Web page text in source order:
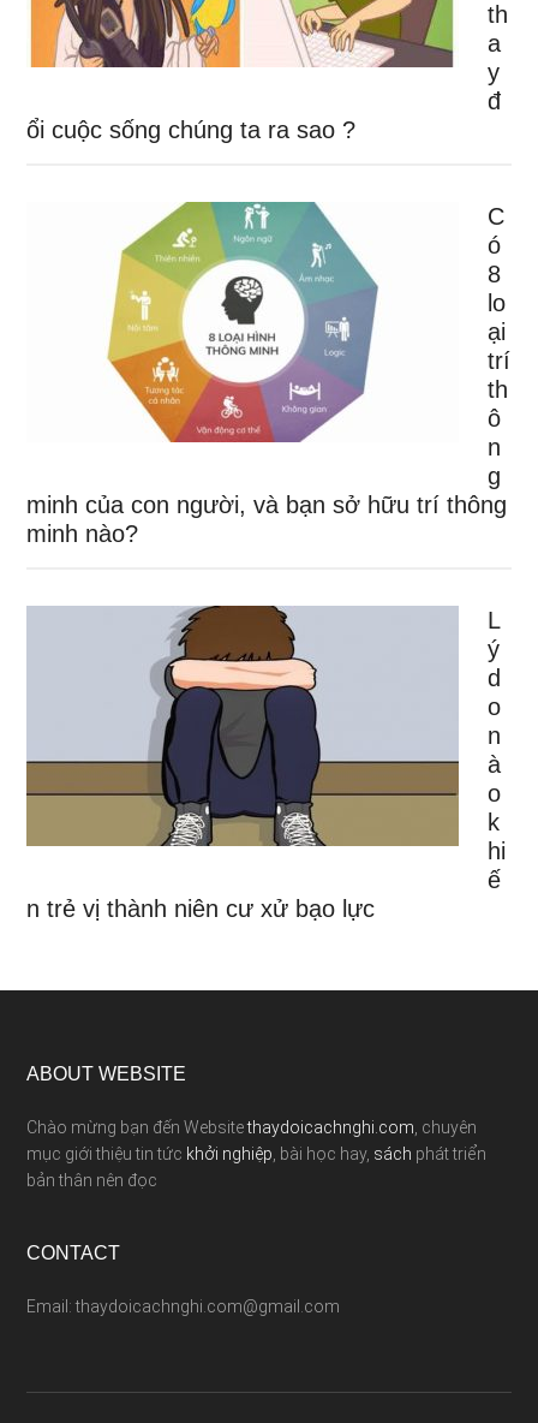
th
a
y
đ
ổi cuộc sống chúng ta ra sao ?
C
ó
8
lo
ại
trí
th
ô
n
g
minh của con người, và bạn sở hữu trí thông
minh nào?
L
ý
d
o
n
à
o
k
hi
ế
n trẻ vị thành niên cư xử bạo lực
ABOUT WEBSITE
Chào mừng bạn đến Websitethaydoicachnghi.com , chuyên
mục giới thiệu tin tức khởi nghiệp , bài học hay, sách phát triển
bản thân nên đọc
CONTACT
Email: thaydoicachnghi.com@gmail.com